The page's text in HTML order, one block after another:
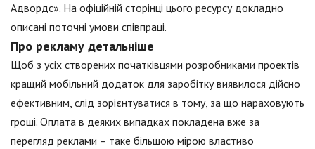
Адвордс». На офіційній сторінці цього ресурсу докладно
описані поточні умови співпраці.
Про рекламу детальніше
Щоб з усіх створених початківцями розробниками проектів
кращий мобільний додаток для заробітку виявилося дійсно
ефективним, слід зорієнтуватися в тому, за що нараховують
гроші. Оплата в деяких випадках покладена вже за
перегляд реклами – таке більшою мірою властиво